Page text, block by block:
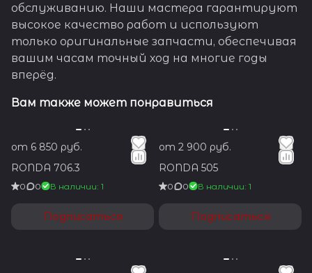
обслуживанию. Наши мастера гарантируют
высокое качество работ и используют
только оригинальные запчасти, обеспечивая
вашим часам точный ход на многие годы
вперёд.
Вам также может понравиться
от 6 850 руб.
RONDA 706.3
0 0 В наличии: 1
Подписаться
от 2 900 руб.
RONDA 505
0 0 В наличии: 1
Подписаться